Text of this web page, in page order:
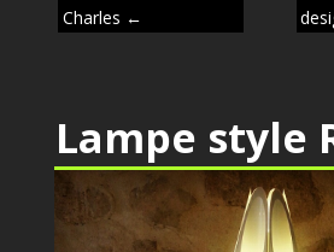
Charles ←
Lampe style